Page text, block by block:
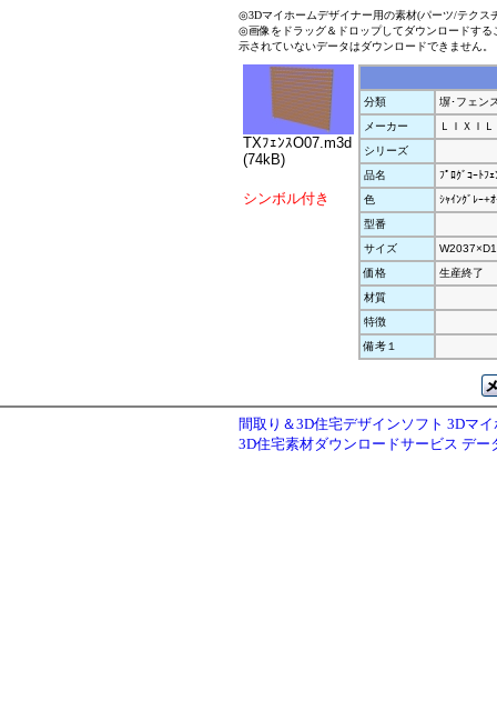
◎3Dマイホームデザイナー用の素材(パーツ/テクス
◎画像をドラッグ＆ドロップしてダウンロードす
示されていないデータはダウンロードできません。
TXﾌｪﾝｽO07.m3d
(74kB)
シンボル付き
分類
塀･フェン
メーカー
ＬＩＸＩＬ
シリーズ
品名
ﾌﾟﾛｸﾞｺｰﾄﾌ
色
ｼｬｲﾝｸﾞﾚｰ+
型番
サイズ
価格
生産終了
材質
特徴
備考１
間取り＆3D住宅デザインソフト 3Dマ
3D住宅素材ダウンロードサービス デー